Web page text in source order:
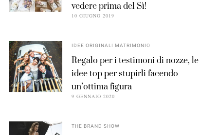
vedere prima del Sì!
10 GIUGNO 2019
IDEE ORIGINALI MATRIMONIO
Regalo per i testimoni di nozze, le
idee top per stupirli facendo
un’ottima figura
9 GENNAIO 2020
THE BRAND SHOW